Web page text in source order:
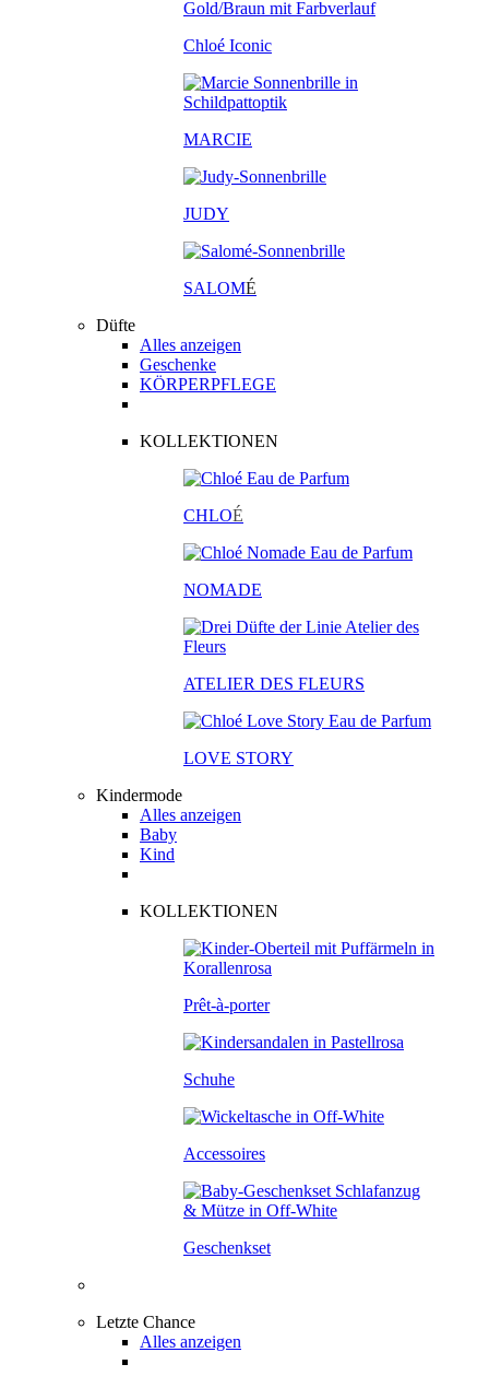
Chloé Iconic
MARCIE
JUDY
SALOMÉ
Düfte
Alles anzeigen
Geschenke
KÖRPERPFLEGE
KOLLEKTIONEN
CHLOÉ
NOMADE
ATELIER DES FLEURS
LOVE STORY
Kindermode
Alles anzeigen
Baby
Kind
KOLLEKTIONEN
Prêt-à-porter
Schuhe
Accessoires
Geschenkset
Letzte Chance
Alles anzeigen